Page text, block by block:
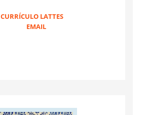
CURRÍCULO LATTES
EMAIL